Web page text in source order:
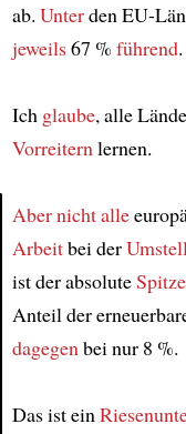
Article
ab. Unterden EU-
jeweils67 % führend.
Ich glaube, alle
Vorreiternlernen.
Aber nicht alle
Arbeitbei der
ist der absolute
Anteil der
dagegenbei nur 8 %.
Das ist ein